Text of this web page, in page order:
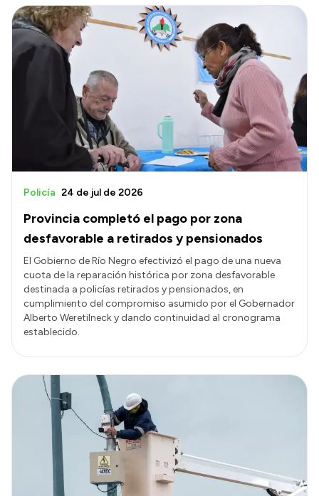
Provincia completó el pago por zona
desfavorable a retirados y pensionados
Policía 24 de jul de 2026
El Gobierno de Río Negro efectivizó el pago de una nueva
cuota de la reparación histórica por zona desfavorable
destinada a policías retirados y pensionados, en
cumplimiento del compromiso asumido por el Gobernador
Alberto Weretilneck y dando continuidad al cronograma
establecido.